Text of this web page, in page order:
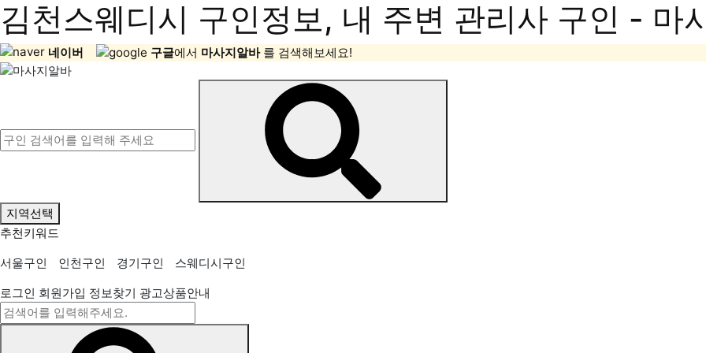
김천스웨디시 구인정보, 내 주변 관리사 구인 - 마
네이버 구글에서 마사지알바 를 검색해보세요!
지역선택
추천키워드
서울구인
인천구인 경기구인
스웨디시구인
로그인 회원가입 정보찾기 광고상품안내